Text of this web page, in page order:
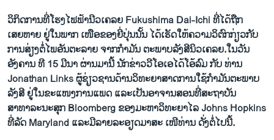
ພາສາຕ່າງໆ
ວິກິດການທີ່ໂຮງໄຟຟ້ານີວເຄລຍ Fukushima Dai-Ichi ທີ່ໄດ້ຖືກ
ເສຍຫາຍ ຢູ່ໃນພາກ ເໜືອຂອງຍີ່ປຸ່ນນັ້ນ ໄດ້ເຮັດໃຫ້ຄວາມວິຕົກກ່ຽວກັບ
ການສ່ຽງຕໍ່ໄພອັນຕະລາຍ ຈາກກໍາມັນ ຕະພາບລັງສີນິວເຄລຍ.ໃນວັນ
ອັງຄານ ທີ 15 ມີນາ ຜ່ານມານີ້ ນັກຂ່າວວີໂອເອໄດ້ໂອ້ລົມ ກັບ ທ່ານ
Jonathan Links ຜູ້ຊ່ຽວຊານດ້ານວິທະຍາສາດການໃຊ້ກໍາມັນຕະພາບ
ລັງສີ ຢູ່ໃນຂະແໜງການແພດ ແລະເປັນອາຈານສອນທີ່ສະຖາບັນ
ສາທາລະນະສຸກ Bloomberg ຂອງມະຫາວິທະຍາໄລ Johns Hopkins
ທີ່ລັດ Maryland ແລະມີລາຍລະອຽດມາສະ ເໜີທ່ານ ດັ່ງຕໍ່ໄປນີ້.